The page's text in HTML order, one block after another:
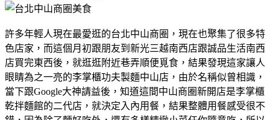
許多年輕人現在最愛逛的台北中山商圈，現在也聚集了很多特
色店家，而這個月初跟朋友到新光三越南西店跟誠品生活南西
店買完東西後，就逛逛附近巷弄順便覓食，結果發現這家讓人
眼睛為之一亮的李掌櫃功夫製麵中山店，由於名稱似曾相識，
當下跟Google大神請益後，知道這間中山商圈新開店是李掌櫃
乾拌麵館的二代店，就決定入內用餐，結果整體用餐感受很不